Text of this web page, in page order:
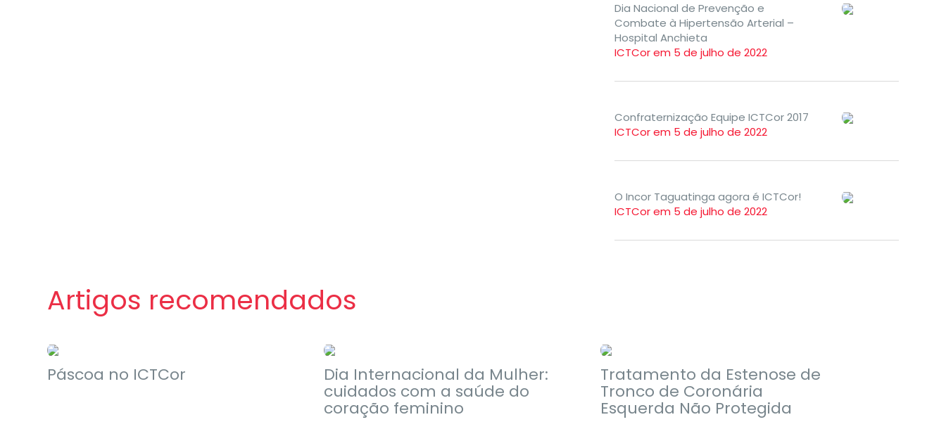
Dia Nacional de Prevenção e
Combate à Hipertensão Arterial –
Hospital Anchieta
ICTCor em 5 de julho de 2022
Confraternização Equipe ICTCor 2017
ICTCor em 5 de julho de 2022
O Incor Taguatinga agora é ICTCor!
ICTCor em 5 de julho de 2022
Artigos recomendados
Páscoa no ICTCor Dia Internacional da Mulher:
cuidados com a saúde do
coração feminino
Tratamento da Estenose de
Tronco de Coronária
Esquerda Não Protegida